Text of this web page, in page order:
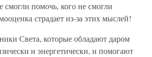
смогли помочь, кого не смогли
страдает из-за этих мыслей!
Света, которые обладают даром
и энергетически, и помогают